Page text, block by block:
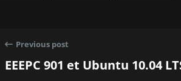
Previous post
EEEPC 901 et Ubuntu 10.04